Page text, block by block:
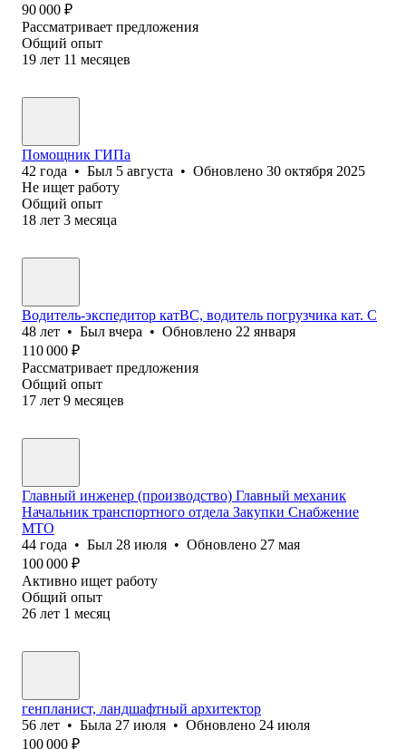
90 000 ₽
Рассматривает предложения
Общий опыт
19 лет 11 месяцев
Помощник ГИПа
42 года • Был 5 августа • Обновлено 30 октября 2025
Не ищет работу
Общий опыт
18 лет 3 месяца
Водитель-экспедитор катВС, водитель погрузчика кат. С
48 лет • Был вчера • Обновлено 22 января
110 000 ₽
Рассматривает предложения
Общий опыт
17 лет 9 месяцев
Главный инженер (производство) Главный механик
Начальник транспортного отдела Закупки Снабжение
МТО
44 года • Был 28 июля • Обновлено 27 мая
100 000 ₽
Активно ищет работу
Общий опыт
26 лет 1 месяц
генпланист, ландшафтный архитектор
56 лет • Была 27 июля • Обновлено 24 июля
100 000 ₽